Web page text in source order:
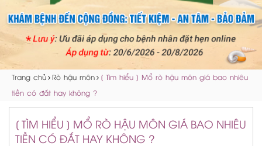
Trang chủ Rò hậu môn
[ Tìm hiểu ] Mổ rò hậu môn giá bao nhiêu
tiền có đắt hay không ?
[ TÌM HIỂU ] MỔ RÒ HẬU MÔN GIÁ BAO NHIÊU
TIỀN CÓ ĐẮT HAY KHÔNG ?